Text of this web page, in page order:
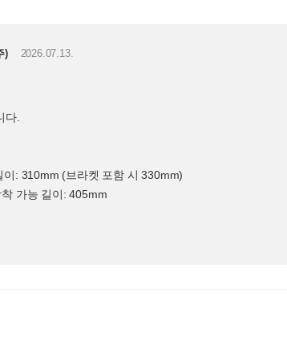
) 2026.07.13.
다.
: 310mm (브라켓 포함 시 330mm)
가능 길이: 405mm